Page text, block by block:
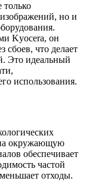
изображений, но и
Kyocera, он
сбоев, что делает
Это идеальный
использования.
на окружающую
обеспечивает
частой
отходы.